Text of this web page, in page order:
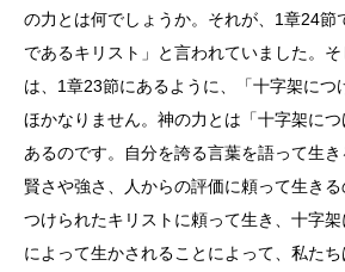
の力とは何でしょうか。それが、1章24節
であるキリスト」と言われていました。
は、1章23節にあるように、「十字架につ
ほかなりません。神の力とは「十字架に
あるのです。自分を誇る言葉を語って生
賢さや強さ、人からの評価に頼って生き
つけられたキリストに頼って生き、十字
によって生かされることによって、私た